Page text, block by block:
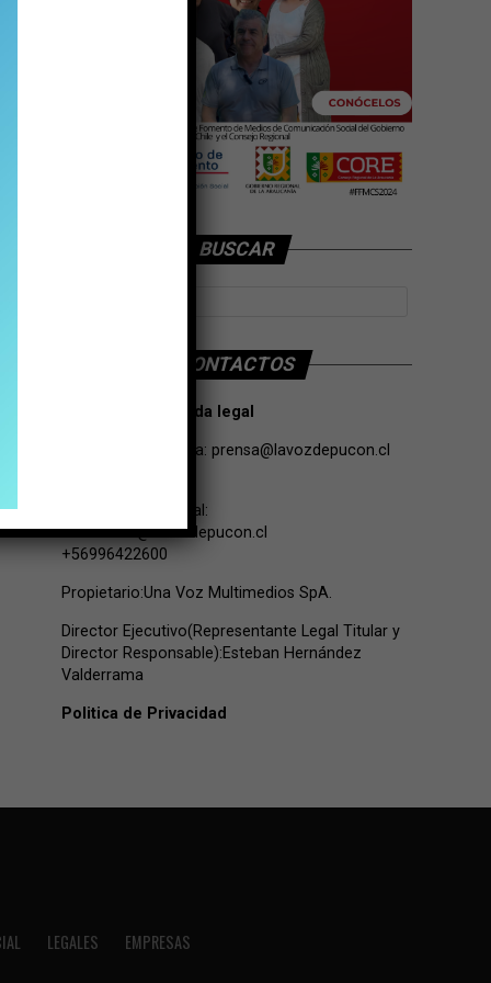
BUSCAR
CONTACTOS
Tarifas Propaganda legal
Contacto de Prensa: prensa@lavozdepucon.cl
Contacto Comercial:
comercial@lavozdepucon.cl
+56996422600
Propietario:Una Voz Multimedios SpA.
Director Ejecutivo(Representante Legal Titular y
Director Responsable):Esteban Hernández
Valderrama
Politica de Privacidad
LEGALES EMPRESAS